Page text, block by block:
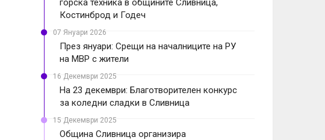
горска техника в общините Сливница,
Костинброд и Годеч
07 Януари 2026
През януари: Срещи на началниците на РУ
на МВР с жители
16 Декември 2025
На 23 декември: Благотворителен конкурс
за коледни сладки в Сливница
15 Декември 2025
Община Сливница организира